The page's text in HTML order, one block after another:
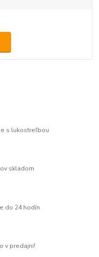
s lukostreľbou
skladom
do 24 hodín
v predajni!